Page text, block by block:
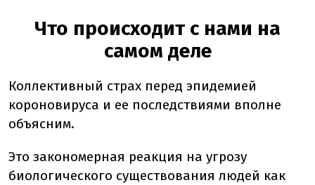
Что происходит с нами на
самом деле
Коллективный страх перед эпидемией
короновируса и ее последствиями вполне
объясним.
Это закономерная реакция на угрозу
биологического существования людей как